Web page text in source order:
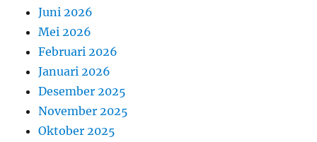
Juni 2026
Mei 2026
Februari 2026
Januari 2026
Desember 2025
November 2025
Oktober 2025